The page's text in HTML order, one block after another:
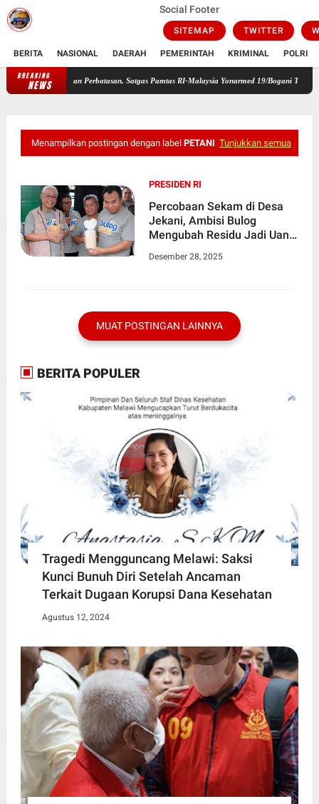
Social Footer
SITEMAP TWITTER
BERITA NASIONAL DAERAH PEMERINTAH KRIMINAL POLRI
BREAKING
NEWS
Keamanan Perbatasan, Satgas Pamtas RI-Malaysia Yonarmed 19/Bogani Terima Dua
Menampilkan postingan dengan label PETANI Tunjukkan semua
PRESIDEN RI
Percobaan Sekam di Desa
Jekani, Ambisi Bulog
Mengubah Residu Jadi Uang
Maju
Desember 28, 2025
MUAT POSTINGAN LAINNYA
BERITA POPULER
Tragedi Mengguncang Melawi: Saksi
Kunci Bunuh Diri Setelah Ancaman
Terkait Dugaan Korupsi Dana Kesehatan
Agustus 12, 2024